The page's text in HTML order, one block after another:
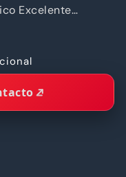
Excelente